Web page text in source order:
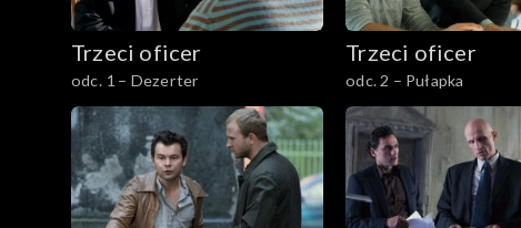
Trzeci oficer
odc. 1 – Dezerter
Trzeci oficer
odc. 2 – Pułapka